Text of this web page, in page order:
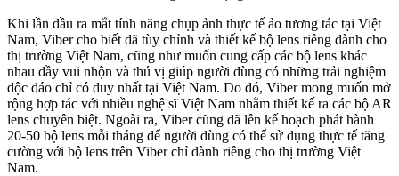
Khi lần đầu ra mắt tính năng chụp ảnh thực tế ảo tương tác tại Việt
Nam, Viber cho biết đã tùy chỉnh và thiết kế bộ lens riêng dành cho
thị trường Việt Nam, cũng như muốn cung cấp các bộ lens khác
nhau đầy vui nhộn và thú vị giúp người dùng có những trải nghiệm
độc đáo chỉ có duy nhất tại Việt Nam. Do đó, Viber mong muốn mở
rộng hợp tác với nhiều nghệ sĩ Việt Nam nhằm thiết kế ra các bộ AR
lens chuyên biệt. Ngoài ra, Viber cũng đã lên kế hoạch phát hành
20-50 bộ lens mỗi tháng để người dùng có thể sử dụng thực tế tăng
cường với bộ lens trên Viber chỉ dành riêng cho thị trường Việt
Nam.